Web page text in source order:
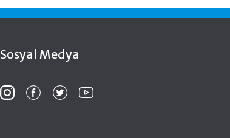
Sosyal Medya